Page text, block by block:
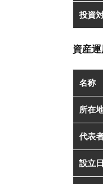
投資
資産
名称
所在
代表
設立日